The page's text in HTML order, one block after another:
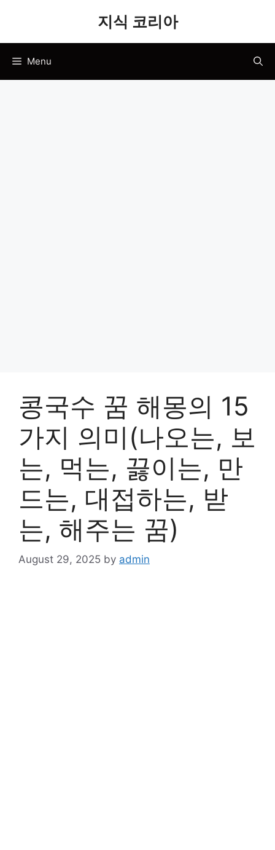
지식 코리아
Menu
콩국수 꿈 해몽의 15
가지 의미(나오는, 보
는, 먹는, 끓이는, 만
드는, 대접하는, 받
는, 해주는 꿈)
August 29, 2025 by admin